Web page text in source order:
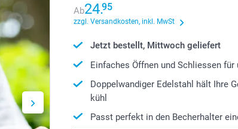
Ab24.95
zzgl. Versandkosten, inkl. MwSt
Jetzt bestellt, Mittwoch geliefert
Einfaches Öffnen und Schliessen
Doppelwandiger Edelstahl hält Ihre
kühl
Passt perfekt in den Becherhalter